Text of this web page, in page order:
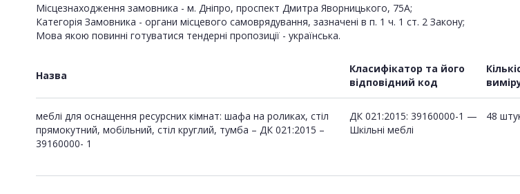
Місцезнаходження замовника - м. Дніпро, проспект Дмитра Яворницького, 75А;
Категорія Замовника - органи місцевого самоврядування, зазначені в п. 1 ч. 1 ст. 2 Закону;
Мова якою повинні готуватися тендерні пропозиції - українська.
Назва
Класифікатор та його
відповідний код
меблі для оснащення ресурсних кімнат: шафа на роликах, стіл
прямокутний, мобільний, стіл круглий, тумба – ДК 021:2015 –
39160000- 1
ДК 021:2015: 39160000-1 —
Шкільні меблі
48